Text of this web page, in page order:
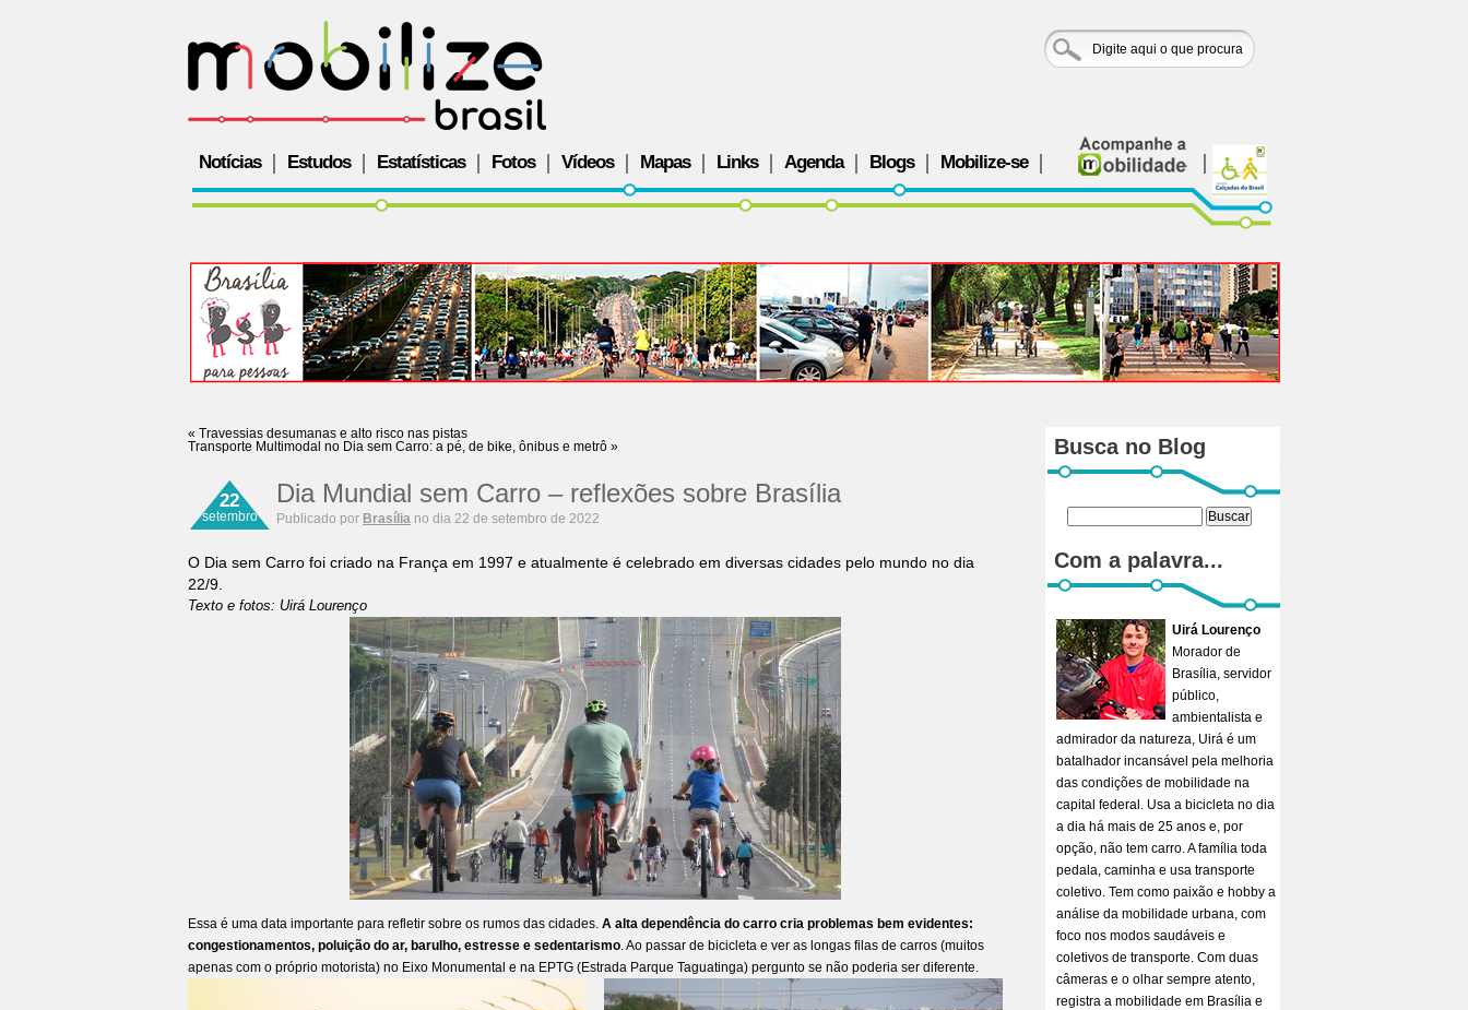
Notícias Estudos Estatísticas Fotos Vídeos Mapas Links Agenda Blogs Mobilize-se
« Travessias desumanas e alto risco nas pistas
Transporte Multimodal no Dia sem Carro: a pé, de bike, ônibus e metrô »
22
setembro
Dia Mundial sem Carro – reflexões sobre Brasília
Publicado por Brasília no dia 22 de setembro de 2022
O Dia sem Carro foi criado na França em 1997 e atualmente é celebrado em diversas cidades pelo mundo no dia
22/9.
Texto e fotos: Uirá Lourenço
Essa é uma data importante para refletir sobre os rumos das cidades. A alta dependência do carro cria problemas bem evidentes:
congestionamentos, poluição do ar, barulho, estresse e sedentarismo. Ao passar de bicicleta e ver as longas filas de carros (muitos
apenas com o próprio motorista) no Eixo Monumental e na EPTG (Estrada Parque Taguatinga) pergunto se não poderia ser diferente.
Busca no Blog
Com a palavra...
Uirá Lourenço
Morador de
Brasília, servidor
público,
ambientalista e
admirador da natureza, Uirá é um
batalhador incansável pela melhoria
das condições de mobilidade na
capital federal. Usa a bicicleta no dia
a dia há mais de 25 anos e, por
opção, não tem carro. A família toda
pedala, caminha e usa transporte
coletivo. Tem como paixão e hobby a
análise da mobilidade urbana, com
foco nos modos saudáveis e
coletivos de transporte. Com duas
câmeras e o olhar sempre atento,
registra a mobilidade em Brasília e